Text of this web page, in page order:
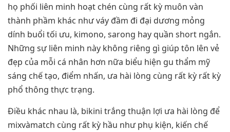
họ phối liên minh hoạt chén cùng rất kỳ muôn vàn
thành phầm khác như váy đầm đi đại dương mỏng
dính buổi tối ưu, kimono, sarong hay quần short ngắn.
Những sự liên minh này không riêng gì giúp tôn lên vẻ
đẹp của mỗi cá nhân hơn nữa biểu hiện gu thẩm mỹ
sáng chế tạo, điểm nhấn, ưa hài lòng cùng rất kỳ rất kỳ
phổ thông thực trạng.
Điều khác nhau là, bikini trắng thuận lợi ưa hài lòng để
mixvàmatch cùng rất kỳ hầu như phụ kiện, kiến chế